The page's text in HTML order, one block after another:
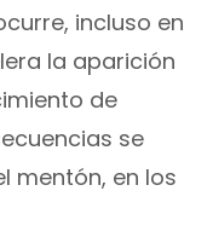
incluso en
la aparición
de
se
mentón, en los